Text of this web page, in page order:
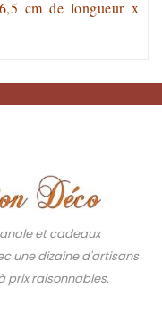
cm de longueur x
et cadeaux
une dizaine d'artisans
prix raisonnables.